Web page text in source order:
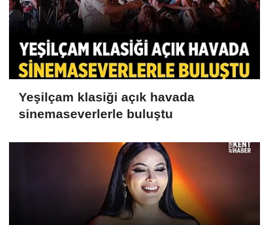
Yeşilçam klasiği açık havada
sinemaseverlerle buluştu